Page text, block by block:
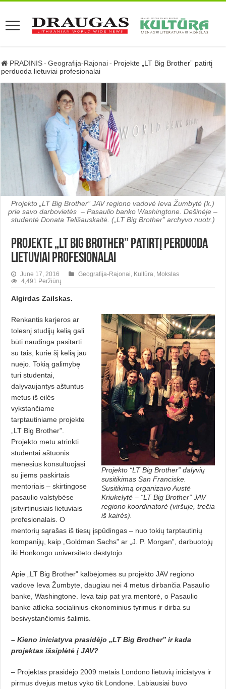
PRADINIS - Geografija-Rajonai - Projekte „LT Big Brother” patirtį
perduoda lietuviai profesionalai
Projekto „LT Big Brother” JAV regiono vadovė Ieva Žumbytė (k.)
prie savo darbovietės – Pasaulio banko Washingtone. Dešinėje –
studentė Donata Telišauskaitė. („LT Big Brother” archyvo nuotr.)
Projekte „LT Big Brother” patirtį perduoda
lietuviai profesionalai
June 17, 2016 Geografija-Rajonai Kultūra Mokslas
4,491 Peržiūrų
Algirdas Zailskas.
Projekto “LT Big Brother” dalyvių
susitikimas San Franciske.
Susitikimą organizavo Austė
Kriukelytė – “LT Big Brother” JAV
regiono koordinatorė (viršuje, trečia
iš kairės).
Renkantis karjeros ar
tolesnį studijų kelią gali
būti naudinga pasitarti
su tais, kurie šį kelią jau
nuėjo. Tokią galimybę
turi studentai,
dalyvaujantys aštuntus
metus iš eilės
vykstančiame
tarptautiniame projekte
„LT Big Brother”.
Projekto metu atrinkti
studentai aštuonis
mėnesius konsultuojasi
su jiems paskirtais
mentoriais – skirtingose
pasaulio valstybėse
įsitvirtinusiais lietuviais
profesionalais. O
mentorių sąrašas iš tiesų įspūdingas – nuo tokių tarptautinių
kompanijų, kaip „Goldman Sachs” ar „J. P. Morgan”, darbuotojų
iki Honkongo universiteto dėstytojo.
Apie „LT Big Brother” kalbėjomės su projekto JAV regiono
vadove Ieva Žumbyte, daugiau nei 4 metus dirbančia Pasaulio
banke, Washingtone. Ieva taip pat yra mentorė, o Pasaulio
banke atlieka socialinius-ekonominius tyrimus ir dirba su
besivystančiomis šalimis.
– Kieno iniciatyva prasidėjo „LT Big Brother” ir kada
projektas išsiplėtė į JAV?
– Projektas prasidėjo 2009 metais Londono lietuvių iniciatyva ir
pirmus dvejus metus vyko tik Londone. Labiausiai buvo